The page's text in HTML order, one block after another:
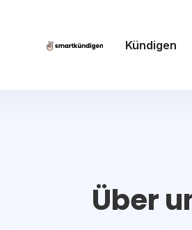
Kündigen
Über